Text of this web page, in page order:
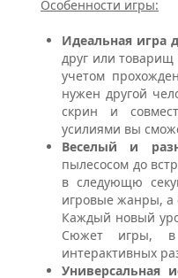
Особенности игры:
Идеальная игра
друг или
учетом
нужен другой
скрин и
усилиями вы
Веселый и
пылесосом до
в следующю
игровые жанры, а
Каждый новый
Сюжет игры, в
интерактивных
Универсальная